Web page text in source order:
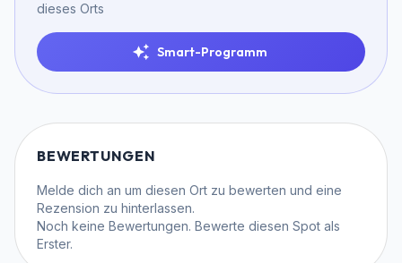
dieses Orts
Smart-Programm
BEWERTUNGEN
Melde dich an um diesen Ort zu bewerten und eine
Rezension zu hinterlassen.
Noch keine Bewertungen. Bewerte diesen Spot als
Erster.